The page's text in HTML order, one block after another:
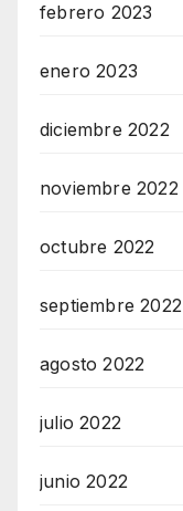
febrero 2023
enero 2023
diciembre 2022
noviembre 2022
octubre 2022
septiembre 2022
agosto 2022
julio 2022
junio 2022